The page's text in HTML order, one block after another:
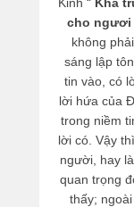
cho ngươi
không
sáng lập
tin vào, có
lời hứa của
trong niềm
lời có. Vậy
người, hay
quan trọng
thấy;